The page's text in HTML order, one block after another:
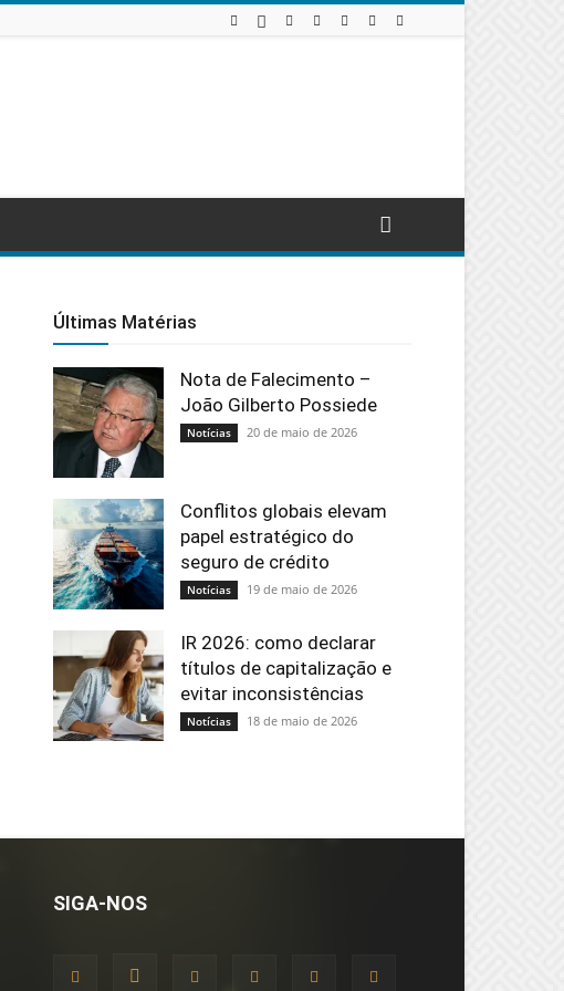
Últimas Matérias
Nota de Falecimento –
João Gilberto Possiede
Notícias 20 de maio de 2026
Conflitos globais elevam
papel estratégico do
seguro de crédito
Notícias 19 de maio de 2026
IR 2026: como declarar
títulos de capitalização e
evitar inconsistências
Notícias 18 de maio de 2026
SIGA-NOS